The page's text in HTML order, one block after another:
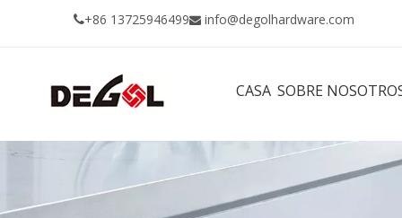
+86 13725946499 info@degolhardware.com
CASA SOBRE